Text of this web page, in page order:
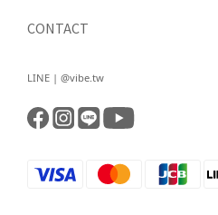
CONTACT
LINE | @vibe.tw